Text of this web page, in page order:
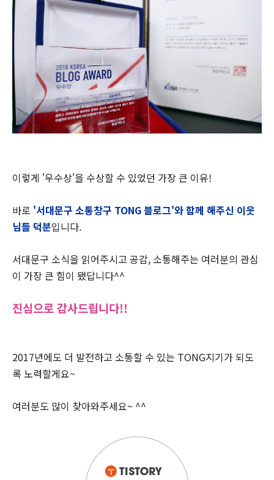
이렇게 '우수상'을 수상할 수 있었던 가장 큰 이유!
바로 '서대문구 소통창구 TONG 블로그'와 함께 해주신 이웃
님들 덕분입니다.
서대문구 소식을 읽어주시고 공감, 소통해주는 여러분의 관심
이 가장 큰 힘이 됐답니다^^
진심으로 감사드립니다!!
2017년에도 더 발전하고 소통할 수 있는 TONG지기가 되도
록 노력할게요~
여러분도 많이 찾아와주세요~ ^^